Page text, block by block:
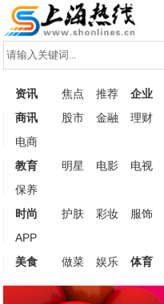
资讯 焦点 推荐 企业
商讯
股市 金融 理财
电商
教育
明星 电影 电视
保养
时尚
护肤 彩妆 服饰
APP
美食
做菜 娱乐 体育